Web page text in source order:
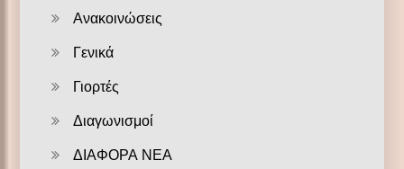
Ανακοινώσεις
Γενικά
Γιορτές
Διαγωνισμοί
ΔΙΑΦΟΡΑ ΝΕΑ